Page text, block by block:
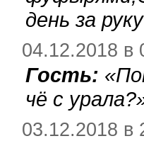
день за
04.12.2018 в
Гость: «
чё с урала?
03.12.2018 в